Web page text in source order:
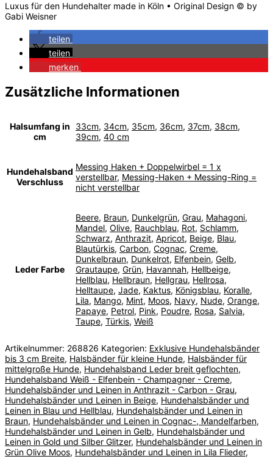
Luxus für den Hundehalter made in Köln • Original Design © by
Gabi Weisner
teilen
teilen
merken
Zusätzliche Informationen
Halsumfang in
cm
33cm, 34cm, 35cm, 36cm, 37cm, 38cm,
39cm, 40 cm
Hundehalsband
Verschluss
Messing Haken + Doppelwirbel = 1 x
verstellbar, Messing-Haken + Messing-Ring =
nicht verstellbar
Leder Farbe
Beere, Braun, Dunkelgrün, Grau, Mahagoni,
Mandel, Olive, Rauchblau, Rot, Schlamm,
Schwarz, Anthrazit, Apricot, Beige, Blau,
Blautürkis, Carbon, Cognac, Creme,
Dunkelbraun, Dunkelrot, Elfenbein, Gelb,
Grautaupe, Grün, Havannah, Hellbeige,
Hellblau, Hellbraun, Hellgrau, Hellrosa,
Helltaupe, Jade, Kaktus, Königsblau, Koralle,
Lila, Mango, Mint, Moos, Navy, Nude, Orange,
Papaye, Petrol, Pink, Poudre, Rosa, Salvia,
Taupe, Türkis, Weiß
Artikelnummer: 268826 Kategorien: Exklusive Hundehalsbänder
bis 3 cm Breite, Halsbänder für kleine Hunde, Halsbänder für
mittelgroße Hunde, Hundehalsband Leder breit geflochten,
Hundehalsband Weiß - Elfenbein - Champagner - Creme,
Hundehalsbänder und Leinen in Anthrazit - Carbon - Grau,
Hundehalsbänder und Leinen in Beige, Hundehalsbänder und
Leinen in Blau und Hellblau, Hundehalsbänder und Leinen in
Braun, Hundehalsbänder und Leinen in Cognac-, Mandelfarben,
Hundehalsbänder und Leinen in Gelb, Hundehalsbänder und
Leinen in Gold und Silber Glitzer, Hundehalsbänder und Leinen in
Grün Olive Moos, Hundehalsbänder und Leinen in Lila Flieder,